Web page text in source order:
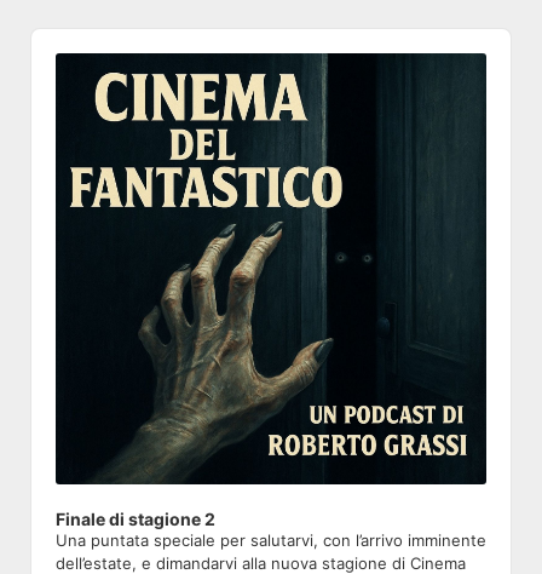
Audio
Player
Finale di stagione 2
Una puntata speciale per salutarvi, con l’arrivo imminente
dell’estate, e dimandarvi alla nuova stagione di Cinema